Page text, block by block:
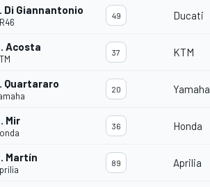
Di Giannantonio 49 Ducati
Acosta 37 KTM
Quartararo 20 Yamaha
Mir 36 Honda
Martín 89 Aprilia